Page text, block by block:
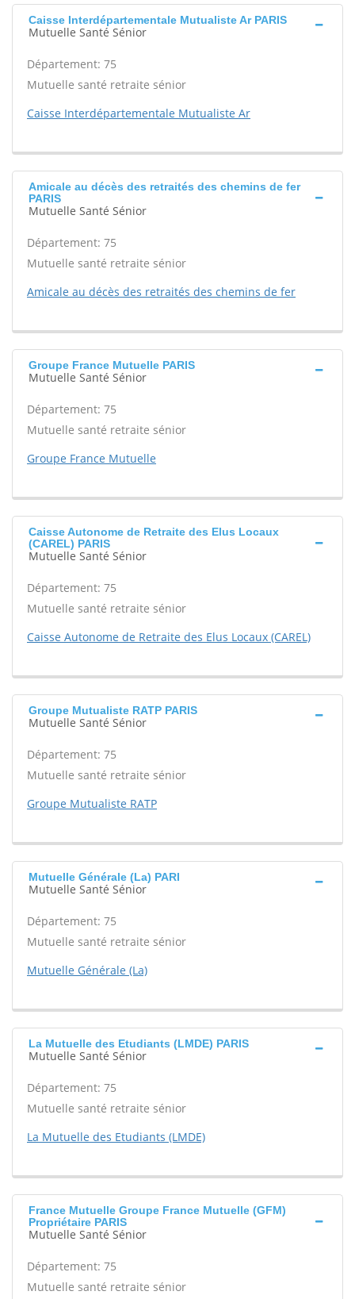
Caisse Interdépartementale Mutualiste Ar PARIS
Mutuelle Santé Sénior
Département: 75
Mutuelle santé retraite sénior
Caisse Interdépartementale Mutualiste Ar
Amicale au décès des retraités des chemins de fer
PARIS
Mutuelle Santé Sénior
Département: 75
Mutuelle santé retraite sénior
Amicale au décès des retraités des chemins de fer
Groupe France Mutuelle PARIS
Mutuelle Santé Sénior
Département: 75
Mutuelle santé retraite sénior
Groupe France Mutuelle
Caisse Autonome de Retraite des Elus Locaux
(CAREL) PARIS
Mutuelle Santé Sénior
Département: 75
Mutuelle santé retraite sénior
Caisse Autonome de Retraite des Elus Locaux (CAREL)
Groupe Mutualiste RATP PARIS
Mutuelle Santé Sénior
Département: 75
Mutuelle santé retraite sénior
Groupe Mutualiste RATP
Mutuelle Générale (La) PARI
Mutuelle Santé Sénior
Département: 75
Mutuelle santé retraite sénior
Mutuelle Générale (La)
La Mutuelle des Etudiants (LMDE) PARIS
Mutuelle Santé Sénior
Département: 75
Mutuelle santé retraite sénior
La Mutuelle des Etudiants (LMDE)
France Mutuelle Groupe France Mutuelle (GFM)
Propriétaire PARIS
Mutuelle Santé Sénior
Département: 75
Mutuelle santé retraite sénior